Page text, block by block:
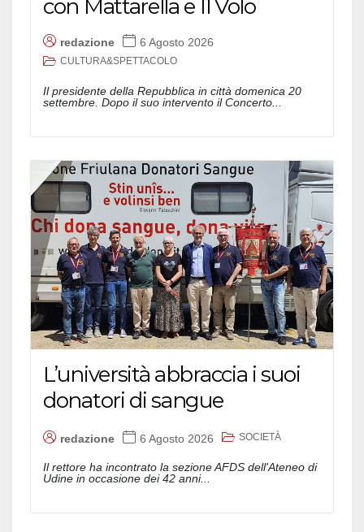
con Mattarella e Il Volo
redazione 6 Agosto 2026
CULTURA&SPETTACOLO
Il presidente della Repubblica in città domenica 20
settembre. Dopo il suo intervento il Concerto...
L’università abbraccia i suoi
donatori di sangue
redazione 6 Agosto 2026 SOCIETÀ
Il rettore ha incontrato la sezione AFDS dell'Ateneo di
Udine in occasione dei 42 anni...